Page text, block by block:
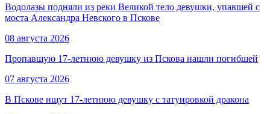
Водолазы подняли из реки Великой тело девушки, упавшей с
моста Александра Невского в Пскове
08 августа 2026
Пропавшую 17-летнюю девушку из Пскова нашли погибшей
07 августа 2026
В Пскове ищут 17‑летнюю девушку с татуировкой дракона